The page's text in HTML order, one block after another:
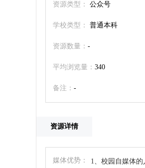
资源类型： 公众号
学校类型： 普通本科
资源数量： -
平均浏览量： 340
备注： -
资源详情
媒体优势：
1、校园自媒体